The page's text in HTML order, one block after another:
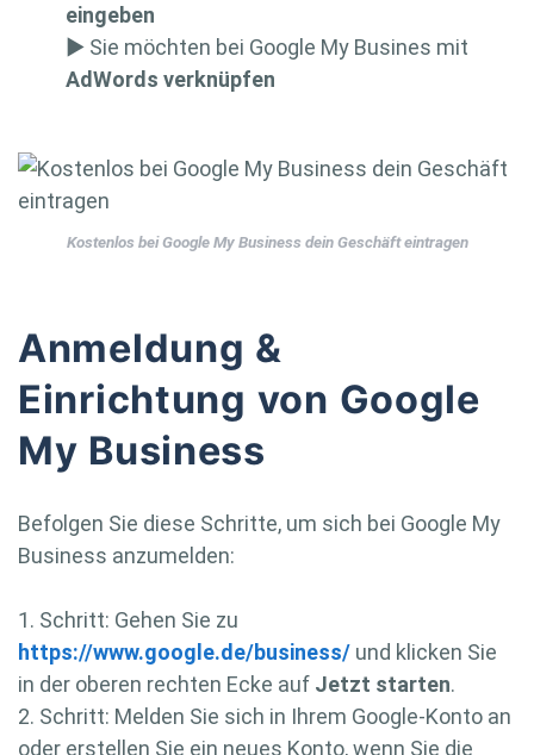
eingeben
▶ Sie möchten bei Google My Busines mit
AdWords verknüpfen
Kostenlos bei Google My Business dein Geschäft eintragen
Anmeldung &
Einrichtung von Google
My Business
Befolgen Sie diese Schritte, um sich bei Google My
Business anzumelden:
1. Schritt: Gehen Sie zu
https://www.google.de/business/ und klicken Sie
in der oberen rechten Ecke auf Jetzt starten.
2. Schritt: Melden Sie sich in Ihrem Google-Konto an
oder erstellen Sie ein neues Konto, wenn Sie die